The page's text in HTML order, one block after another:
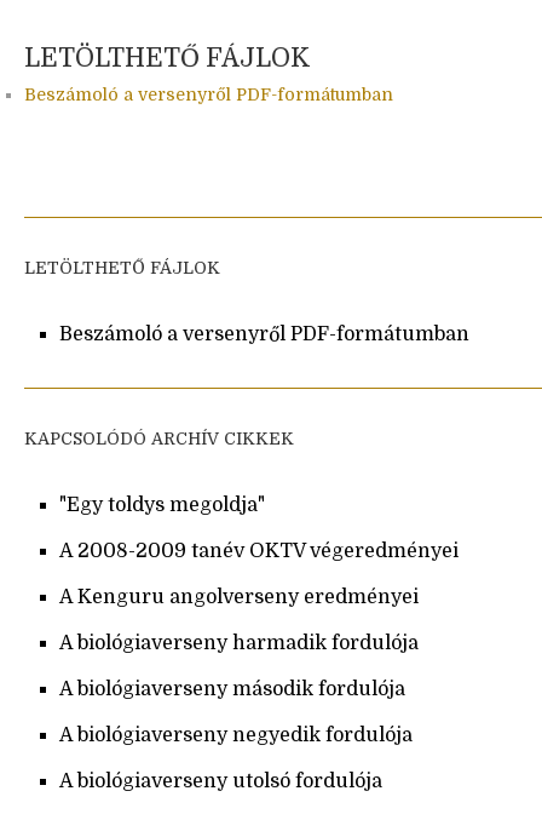
LETÖLTHETŐ FÁJLOK
Beszámoló a versenyről PDF-formátumban
LETÖLTHETŐ FÁJLOK
Beszámoló a versenyről PDF-formátumban
KAPCSOLÓDÓ ARCHÍV CIKKEK
"Egy toldys megoldja"
A 2008-2009 tanév OKTV végeredményei
A Kenguru angolverseny eredményei
A biológiaverseny harmadik fordulója
A biológiaverseny második fordulója
A biológiaverseny negyedik fordulója
A biológiaverseny utolsó fordulója